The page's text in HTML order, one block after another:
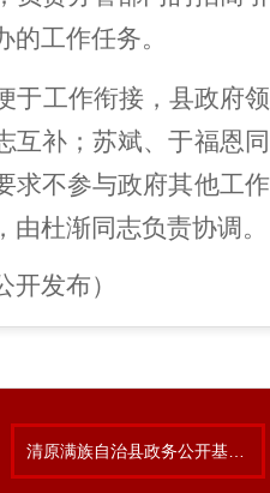
的工作任务。
于工作衔接，县政府
互补；苏斌、于福恩
求不参与政府其他工
由杜渐同志负责协调。
开发布）